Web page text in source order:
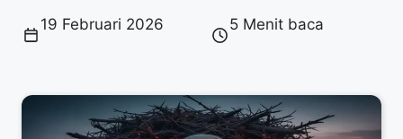
19 Februari 2026 5 Menit baca